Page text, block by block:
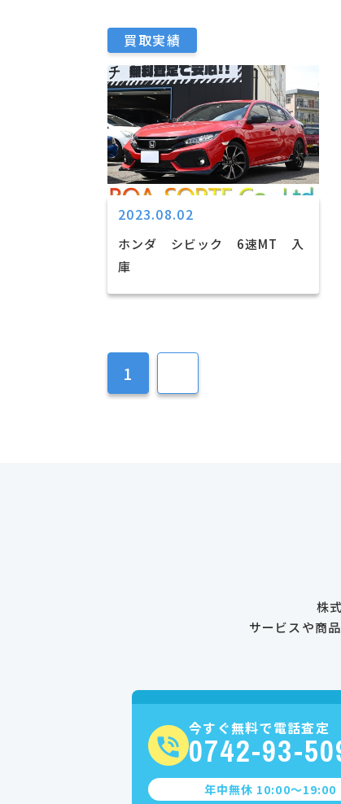
買取実績
2023.08.02
ホンダ シビック 6速MT 入
庫
1
株
サービスや商
今すぐ無料で電話査定
0742-93-
年中無休 10:00〜19:00